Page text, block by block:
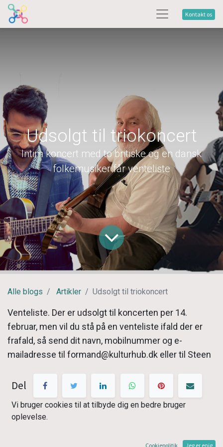
Kontakt os
Udsolgt til triokoncert
Intim koncert med to britiske og en dansk
folkemusiker får venteliste
Alle blogs Artikler Udsolgt til triokoncert
Venteliste. Der er udsolgt til koncerten per 14.
februar, men vil du stå på en venteliste ifald der er
frafald, så send dit navn, mobilnummer og e-
mailadresse til formand@kulturhub.dk eller til Steen
En aften med sange, fortællinger og samtaler
Fredag den 8. marts 2024 kl. 19-21.30 åbner vi døren
til en unik og intim musikaften i foredragssalen på
Odder Museum. To britiske og én dansk folkemusiker
Del
Vi bruger cookies til at tilbyde dig en bedre bruger
oplevelse.
Cookiepolitik Jeg er enig